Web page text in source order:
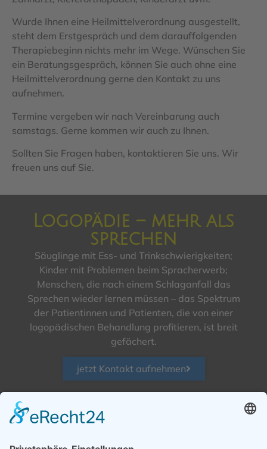
Wurde Ihnen eine Heilmittelverordnung ausgestellt,
steht dem Erstgespräch und dem darauffolgenden
Therapiebeginn nichts mehr im Wege. Wünschen Sie
ein Beratungsgespräch, können Sie auch ohne eine
Heilmittelverordnung gerne den Kontakt zu uns
aufnehmen.
Termine vergeben wir nach Vereinbarung auch
samstags. Gerne kommen wir auch zu Ihnen.
Sollten Sie Fragen haben, kontaktieren Sie uns. Wir
freuen uns auf Sie.
Logopädie – mehr als
sprechen
Säuglinge mit Ess- und Trinkschwierigkeiten;
Kinder mit Problemen beim Spracherwerb;
Menschen, die nach einem Schlaganfall das
Sprechen wieder lernen müssen – das Spektrum
der Patientinnen und Patienten, die von einer
logopädischen Behandlung profitieren, ist breit
gefächert.
jetzt Kontakt aufnehmen